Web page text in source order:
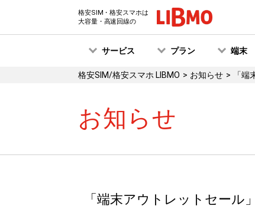
格安SIM・格安スマホは
大容量・高速回線の
サービス プラン 端末
格安SIM/格安スマホ LIBMO お知らせ 「
お知らせ
「端末アウトレットセール